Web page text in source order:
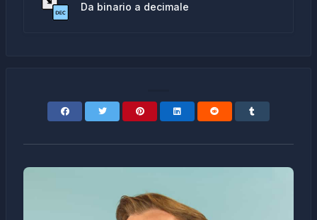
Da binario a decimale